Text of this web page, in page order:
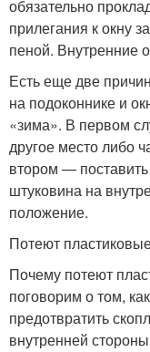
обязательно
прилегания к окну
пеной. Внутренние
Есть еще две
на подоконнике и
«зима». В первом
другое место либо
втором —
штуковина на
положение.
Потеют
Почему потеют
поговорим о том,
предотвратить
внутренней